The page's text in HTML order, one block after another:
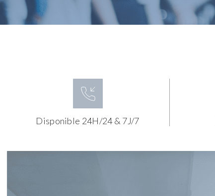
Disponible 24H/24 & 7J/7